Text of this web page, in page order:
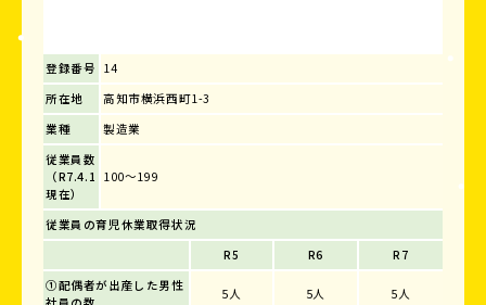
登録番号 14
所在地
高知市横浜西町1-3
業種
製造業
従業員数
（R7.4.1
現在）
100～199
従業員の育児休業取得状況
R5
R6
R7
①配偶者が出産した男性
5人 5人 5人